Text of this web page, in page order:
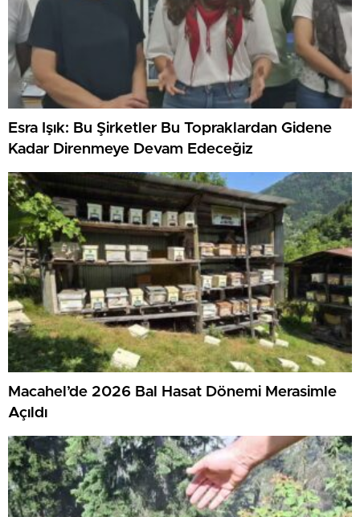
Esra Işık: Bu Şirketler Bu Topraklardan Gidene
Kadar Direnmeye Devam Edeceğiz
Macahel’de 2026 Bal Hasat Dönemi Merasimle
Açıldı